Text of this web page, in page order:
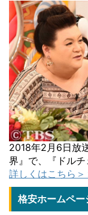
2018年2月6日放
界』で、『ドル
詳しくはこちら＞
格安ホームペ